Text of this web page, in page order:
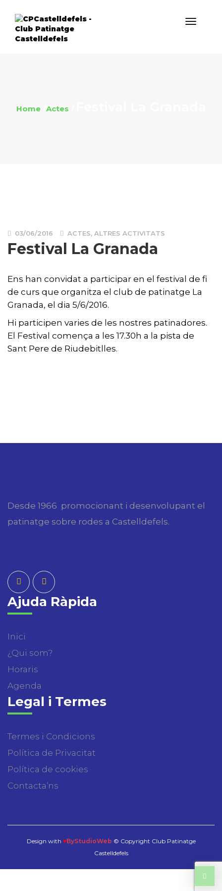
Home Actes
03/06/2016 ACTES, ALTRES ACTIVITATS
Festival La Granada
Ens han convidat a participar en el festival de fi
de curs que organitza el club de patinatge La
Granada, el dia 5/6/2016.
Hi participen varies de les nostres patinadores.
El Festival comença a les 17.30h a la pista de
Sant Pere de Riudebitlles.
Desde 1966 promocionant i desenvolupant el
patinatge sobre rodes a Castelldefels.
Ajuda Ràpida
Inici
¿Qui som?
Horaris
Agenda
Legal i Termes
Termes i Condicions
Política de Privacitat
Política de cookies
Contacta’ns
Design with ♥ByStudioWeb © Copyright Club Patinatge
Castelldefels